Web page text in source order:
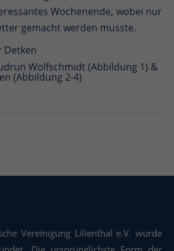
Wochenende, wobei nur
gemacht werden musste.
Detken
Wolfschmidt (Abbildung 1) &
(Abbildung 2-4)
Vereinigung Lilienthal e.V. wurde